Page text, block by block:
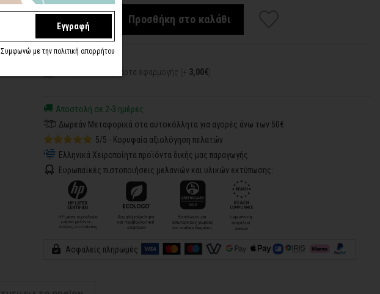
Προσθήκη στο καλάθι
Συμπληρώστε με:
Ειδική πλαστική κάρτα εφαρμογής (+ 3,00€)
Αποστολή σε 2-3 ημέρες
Δωρεάν Μεταφορικά στα αυτοκόλλητα για αγορές άνω των 50€
5/5 - Κορυφαία αξιολόγηση πελατών
Ελληνικά Χειροποίητα προϊόντα δικής μας παραγωγής
Ευρωπαϊκές πιστοποιήσεις μελανιών και υλικών εκτύπωσης:
Ασφαλείς πληρωμές
Εγγραφή
Συμφωνώ με την πολιτική απορρήτου